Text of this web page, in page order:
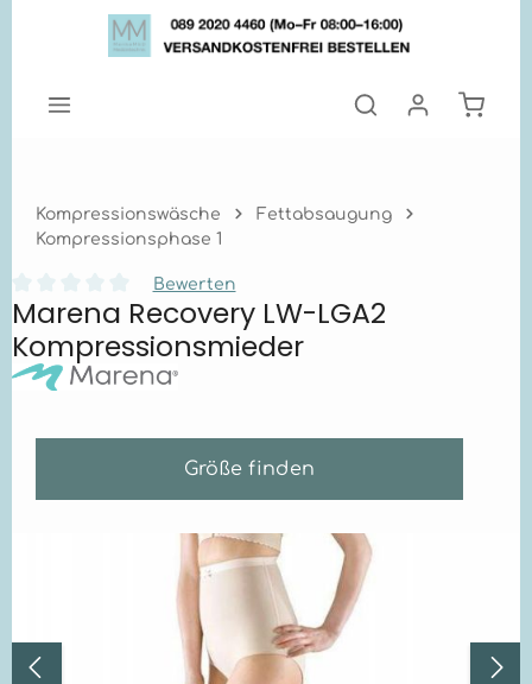
Zum Hauptinhalt springen
Kompressionswäsche
Fettabsaugung
Kompressionsphase 1
Durchschnittliche Bewertung von 0 von 5 Sternen
Bewerten
Marena Recovery LW-LGA2
Kompressionsmieder
Größe finden
Bildergalerie überspringen